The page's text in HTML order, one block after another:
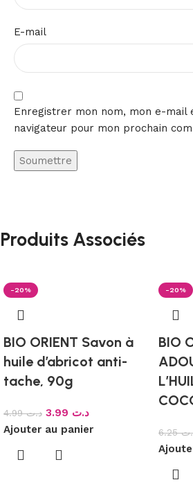
E-mail
Enregistrer mon nom, mon e-mail
navigateur pour mon prochain
Produits Associés
-20%
BIO ORIENT Savon à
huile d’abricot anti-
tache, 90g
د.ت4.99 د.ت
Ajouter au panier
-20%
BIO
6.25